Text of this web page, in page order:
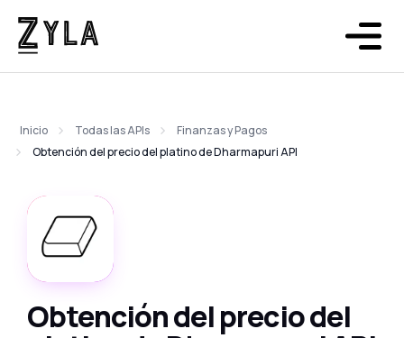
Inicio Todas las APIs
Finanzas y Pagos
Obtención del precio del platino de Dharmapuri API
Obtención del precio del